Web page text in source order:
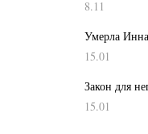
8.11
Умерла
15.01
Закон для
15.01